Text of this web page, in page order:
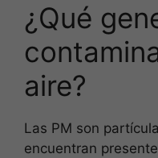
¿Qué
aire?
Las PM son
encuentran